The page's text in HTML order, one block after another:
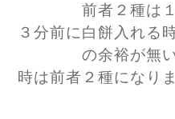
前者２種は１分
３分前に白餅入れる
の余裕が無い程
時は前者２種になりま